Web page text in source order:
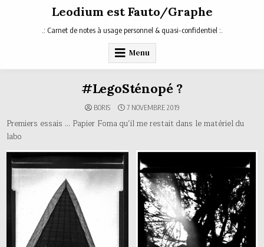
Leodium est Fauto/Graphe
.: Carnet de notes à usage personnel & quasi-confidentiel :.
Menu
#LegoSténopé ?
BORIS 7 NOVEMBRE 2019
Premiers essais … Papier Foma qu’il me restait dans le matériel du
labo